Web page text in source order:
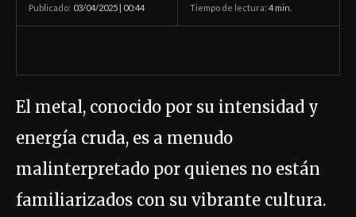
Publicado: 03/04/2025 | 00:44 Tiempo de lectura: 4 min.
El metal, conocido por su intensidad y
energía cruda, es a menudo
malinterpretado por quienes no están
familiarizados con su vibrante cultura.